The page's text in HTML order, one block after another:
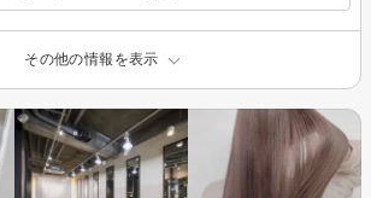
その他の情報を表示